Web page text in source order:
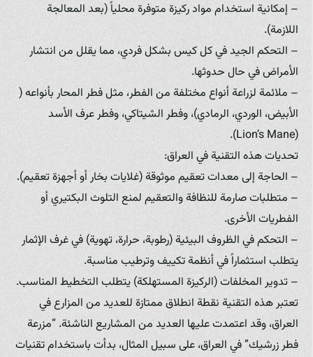
– إمكانية استخدام مواد ركيزة متوفرة محلياً (بعد المعالجة
اللازمة).
– التحكم الجيد في كل كيس بشكل فردي، مما يقلل من انتشار
الأمراض في حال حدوثها.
– ملائمة لزراعة أنواع مختلفة من الفطر، مثل فطر المحار بأنواعه (
الأبيض، الوردي، الرمادي)، وفطر الشيتاكي، وفطر عرف الأسد
(Lion’s Mane).
تحديات هذه التقنية في العراق:
– الحاجة إلى معدات تعقيم موثوقة (غلايات بخار أو أجهزة تعقيم).
– متطلبات صارمة للنظافة والتعقيم لمنع التلوث البكتيري أو
الفطريات الأخرى.
– التحكم في الظروف البيئية (رطوبة، حرارة، تهوية) في غرف الإثمار
يتطلب استثماراً في أنظمة تكييف وترطيب مناسبة.
– تدوير المخلفات (الركيزة المستهلكة) يتطلب التخطيط المناسب.
تعتبر هذه التقنية نقطة انطلاق ممتازة للعديد من المزارع في
العراق، وقد اعتمدت عليها العديد من المشاريع الناشئة. “مزرعة
فطر زرشيك” في العراق، على سبيل المثال، بدأت باستخدام تقنيات